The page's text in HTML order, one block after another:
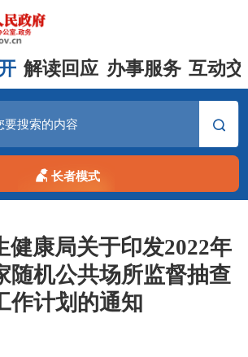
解读回应 办事服务 互动
长者模式
健康局关于印发2022年
随机公共场所监督抽查
作计划的通知